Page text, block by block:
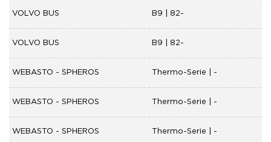
VOLVO BUS B9 | 82-
VOLVO BUS B9 | 82-
WEBASTO - SPHEROS Thermo-Serie | -
WEBASTO - SPHEROS Thermo-Serie | -
WEBASTO - SPHEROS Thermo-Serie | -